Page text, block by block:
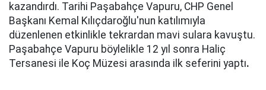
kazandırdı. Tarihi Paşabahçe Vapuru, CHP Genel
Başkanı Kemal Kılıçdaroğlu'nun katılımıyla
düzenlenen etkinlikle tekrardan mavi sulara kavuştu.
Paşabahçe Vapuru böylelikle 12 yıl sonra Haliç
Tersanesi ile Koç Müzesi arasında ilk seferini yaptı.